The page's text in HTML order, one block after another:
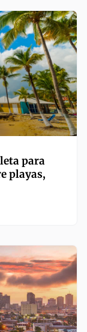
para
playas,